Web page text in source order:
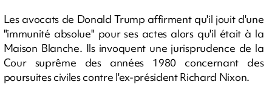
Les avocats de Donald Trump affirment qu'il jouit d'une
"immunité absolue" pour ses actes alors qu'il était à la
Maison Blanche. Ils invoquent une jurisprudence de la
Cour suprême des années 1980 concernant des
poursuites civiles contre l'ex-président Richard Nixon.